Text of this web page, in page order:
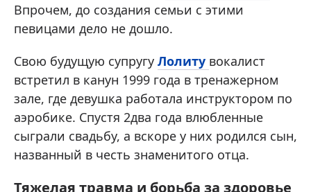
Впрочем, до создания семьи с этими
певицами дело не дошло.
Свою будущую супругу Лолиту вокалист
встретил в канун 1999 года в тренажерном
зале, где девушка работала инструктором по
аэробике. Спустя 2два года влюбленные
сыграли свадьбу, а вскоре у них родился сын,
названный в честь знаменитого отца.
Тяжелая травма и борьба за здоровье